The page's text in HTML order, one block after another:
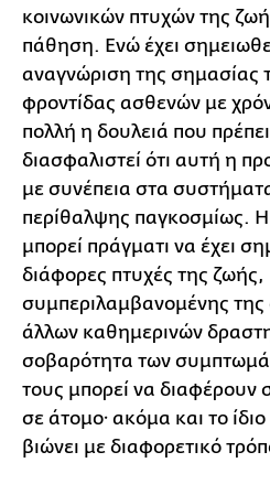
κοινωνικών πτυχών της
πάθηση. Ενώ έχει
αναγνώριση της σημασίας
φροντίδας ασθενών με
πολλή η δουλειά που πρέπει
διασφαλιστεί ότι αυτή η
με συνέπεια στα
περίθαλψης παγκοσμίως.
μπορεί πράγματι να έχει
διάφορες πτυχές της ζωής,
συμπεριλαμβανομένης της
άλλων καθημερινών
σοβαρότητα των
τους μπορεί να διαφέρουν
σε άτομο· ακόμα και το
βιώνει με διαφορετικό